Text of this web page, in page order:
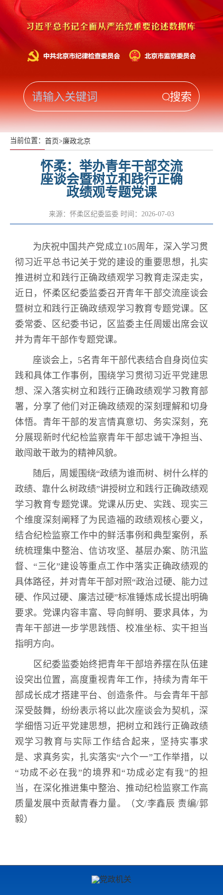
当前位置： 首页>廉政北京
怀柔：举办青年干部交流
座谈会暨树立和践行正确
政绩观专题党课
来源：怀柔区纪委监委 时间：2026-07-03
为庆祝中国共产党成立105周年，深入学习贯
彻习近平总书记关于党的建设的重要思想，扎实
推进树立和践行正确政绩观学习教育走深走实，
近日，怀柔区纪委监委召开青年干部交流座谈会
暨树立和践行正确政绩观学习教育专题党课。区
委常委、区纪委书记，区监委主任周媛出席会议
并为青年干部作专题党课。
座谈会上， 5名青年干部代表结合自身岗位实
践和具体工作事例，围绕学习贯彻习近平党建思
想、深入落实树立和践行正确政绩观学习教育部
署，分享了他们对正确政绩观的深刻理解和切身
体悟。青年干部的发言情真意切、务实深刻，充
分展现新时代纪检监察青年干部忠诚干净担当、
敢闯敢干敢为的精神风貌。
随后，周媛围绕“政绩为谁而树、树什么样的
政绩、靠什么树政绩”讲授树立和践行正确政绩观
学习教育专题党课。党课从历史、实践、现实三
个维度深刻阐释了为民造福的政绩观核心要义，
结合纪检监察工作中的鲜活事例和典型案例，系
统梳理集中整治、信访攻坚、基层办案、防汛监
督、“三化”建设等重点工作中落实正确政绩观的
具体路径，并对青年干部对照“政治过硬、能力过
硬、作风过硬、廉洁过硬”标准锤炼成长提出明确
要求。党课内容丰富、导向鲜明、要求具体，为
青年干部进一步学思践悟、校准坐标、实干担当
指明方向。
区纪委监委始终把青年干部培养摆在队伍建
设突出位置，高度重视青年工作，持续为青年干
部成长成才搭建平台、创造条件。与会青年干部
深受鼓舞，纷纷表示将以此次座谈会为契机，深
学细悟习近平党建思想，把树立和践行正确政绩
观学习教育与实际工作结合起来，坚持实事求
是、求真务实，扎实落实“六个一”工作举措，以
“功成不必在我”的境界和“功成必定有我”的担
当，在深化推进集中整治、推动纪检监察工作高
质量发展中贡献青春力量。（文/李鑫辰 责编/郭
毅）